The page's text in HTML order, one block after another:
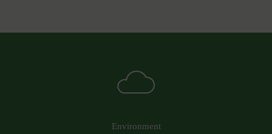
Environment
証いたしません。
当社は、会員が本規約に違反したことによって、会
一切責任を負わないものとします。